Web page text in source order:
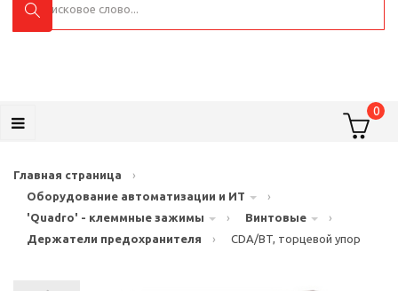
0
Главная страница
›
Оборудование автоматизации и ИТ
›
'Quadro' - клеммные зажимы
› Винтовые
›
Держатели предохранителя
› CDA/BT, торцевой упор